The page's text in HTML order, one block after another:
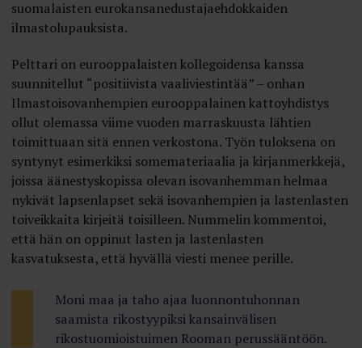
suomalaisten eurokansanedustajaehdokkaiden
ilmastolupauksista.
Pelttari on eurooppalaisten kollegoidensa kanssa
suunnitellut “positiivista vaaliviestintää” – onhan
Ilmastoisovanhempien eurooppalainen kattoyhdistys
ollut olemassa viime vuoden marraskuusta lähtien
toimittuaan sitä ennen verkostona. Työn tuloksena on
syntynyt esimerkiksi somemateriaalia ja kirjanmerkkejä,
joissa äänestyskopissa olevan isovanhemman helmaa
nykivät lapsenlapset sekä isovanhempien ja lastenlasten
toiveikkaita kirjeitä toisilleen. Nummelin kommentoi,
että hän on oppinut lasten ja lastenlasten
kasvatuksesta, että hyvällä viesti menee perille.
Moni maa ja taho ajaa luonnontuhonnan
saamista rikostyypiksi kansainvälisen
rikostuomioistuimen Rooman perussääntöön.